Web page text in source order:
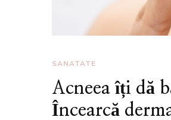
SANATATE
Acneea îți dă
Încearcă